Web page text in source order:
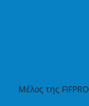
Μέλος της FIFPRO